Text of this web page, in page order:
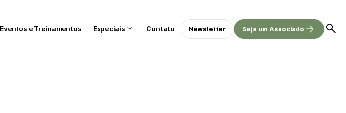
Eventos e Treinamentos Especiais Contato Newsletter Seja um Associado